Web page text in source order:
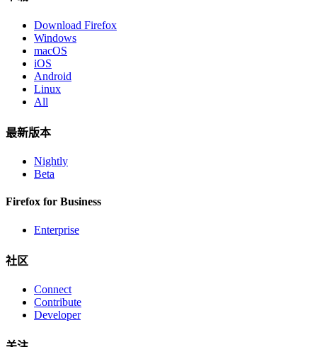
Download Firefox
Windows
macOS
iOS
Android
Linux
All
最新版本
Nightly
Beta
Firefox for Business
Enterprise
社区
Connect
Contribute
Developer